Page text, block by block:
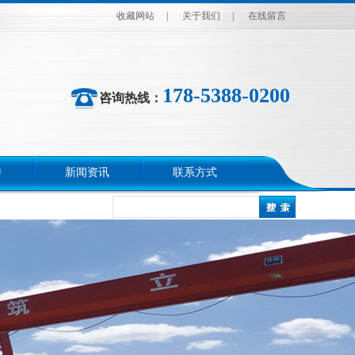
收藏网站 关于我们 在线留言
咨询热线： 178-5388-0200
新闻资讯 联系方式